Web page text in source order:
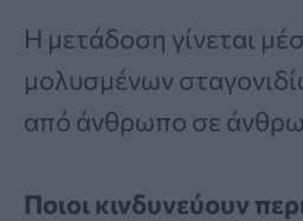
Η μετάδοση γίνεται
μολυσμένων
από άνθρωπο σε
Ποιοι κινδυνεύουν